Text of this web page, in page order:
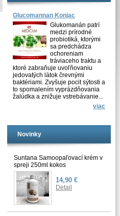
Glucomannan Konjac
Glukomanán patrí
medzi prírodné
probiotiká, ktorými
sa predchádza
ochoreniam
tráviaceho traktu a
ktoré zabraňuje uvoľňovaniu
jedovatých látok črevnými
baktériami. Zvyšuje pocit sýtosti a
to spomalením vyprázdňovania
žalúdka a znižuje vstrebávanie...
viac
Novinky
Suntana Samoopaľovací krém v
spreji 250ml kokos
14,90 €
Detail